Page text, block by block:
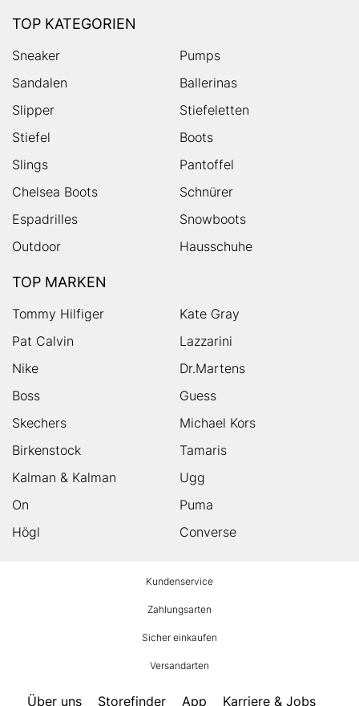
TOP KATEGORIEN
Sneaker
Pumps
Sandalen
Ballerinas
Slipper
Stiefeletten
Stiefel
Boots
Slings
Pantoffel
Chelsea Boots
Schnürer
Espadrilles
Snowboots
Outdoor
Hausschuhe
TOP MARKEN
Tommy Hilfiger
Kate Gray
Pat Calvin
Lazzarini
Nike
Dr.Martens
Boss
Guess
Skechers
Michael Kors
Birkenstock
Tamaris
Kalman & Kalman
Ugg
On
Puma
Högl
Converse
Kundenservice
Zahlungsarten
Sicher einkaufen
Versandarten
Über uns Storefinder App Karriere & Jobs